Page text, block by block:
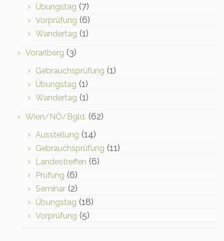
Übungstag (7)
Vorprüfung (6)
Wandertag (1)
Vorarlberg (3)
Gebrauchsprüfung (1)
Übungstag (1)
Wandertag (1)
Wien/NÖ/Bgld. (62)
Ausstellung (14)
Gebrauchsprüfung (11)
Landestreffen (6)
Prüfung (6)
Seminar (2)
Übungstag (18)
Vorprüfung (5)